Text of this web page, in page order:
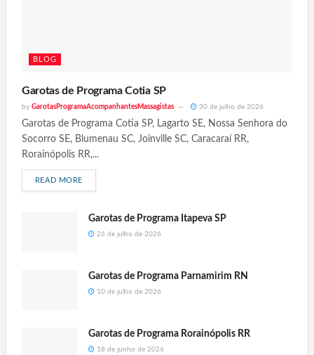
BLOG
Garotas de Programa Cotia SP
by GarotasProgramaAcompanhantesMassagistas 30 de julho de 2026
Garotas de Programa Cotia SP, Lagarto SE, Nossa Senhora do
Socorro SE, Blumenau SC, Joinville SC, Caracaraí RR,
Rorainópolis RR,...
READ MORE
Garotas de Programa Itapeva SP
26 de julho de 2026
Garotas de Programa Parnamirim RN
10 de julho de 2026
Garotas de Programa Rorainópolis RR
18 de junho de 2026